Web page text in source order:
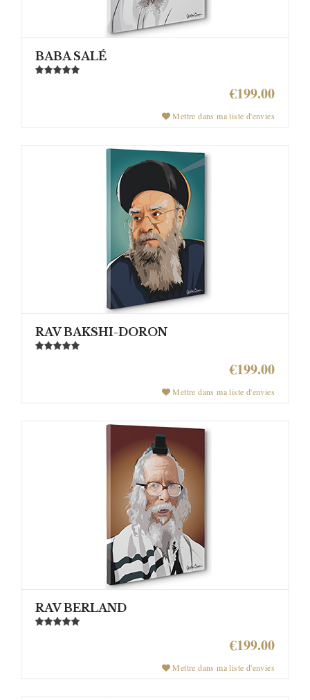
BABA SALÉ
€199.00
Mettre dans ma liste d'envies
RAV BAKSHI-DORON
€199.00
Mettre dans ma liste d'envies
RAV BERLAND
€199.00
Mettre dans ma liste d'envies